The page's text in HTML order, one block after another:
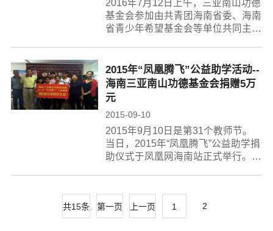
2016年7月12日上午，三亚南山功德
基金会参加由共青团海南省委、海南
省青少年希望基金会等单位共同主办
基金会捐款50万元，资助100名贫困
家庭学生圆梦...
2015年“凤凰腾飞”公益助学活动--
海南三亚南山功德基金会捐赠5万
元
2015-09-10
2015年9月10日是第31个教师节。
当日，2015年“凤凰腾飞”公益助学捐
助仪式于凤凰网海南站正式举行。
者采访在公益助学仪式中，海南三亚
南山...
共15条 第一页 上一页 1 2